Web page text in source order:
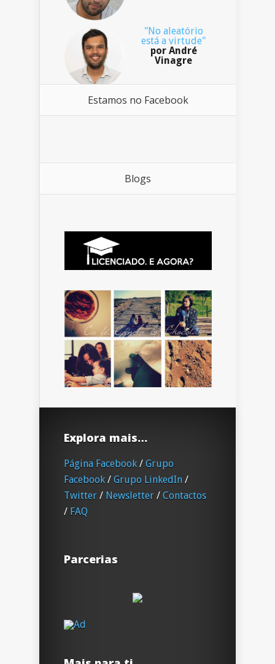
"No aleatório
está a virtude"
por André
Vinagre
Estamos no Facebook
Blogs
Explora mais…
Página Facebook / Grupo
Facebook / Grupo LinkedIn /
Twitter / Newsletter / Contactos
/ FAQ
Parcerias